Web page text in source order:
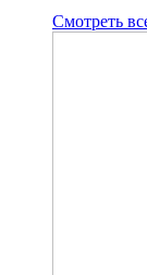
Смотреть